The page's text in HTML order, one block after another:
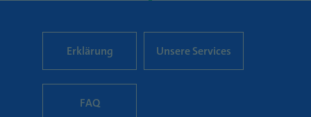
Erklärung Unsere Services
FAQ